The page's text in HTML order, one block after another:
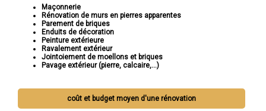
Maçonnerie
Rénovation de murs en pierres apparentes
Parement de briques
Enduits de décoration
Peinture extérieure
Ravalement extérieur
Jointoiement de moellons et briques
Pavage extérieur (pierre, calcaire,...)
coût et budget moyen d'une rénovation